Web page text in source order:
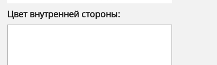
Цвет внутренней стороны: